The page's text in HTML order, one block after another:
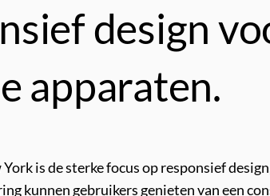
design
apparaten.
is de sterke focus op responsief
kunnen gebruikers genieten van een